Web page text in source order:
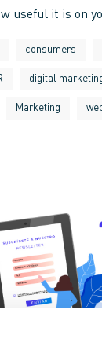
useful it is on
consumers
digital
Marketing